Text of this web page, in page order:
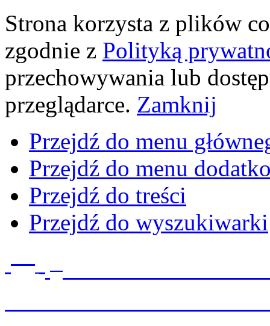
Strona korzysta z plików
zgodnie z Polityką
przechowywania lub
przeglądarce. Zamknij
Przejdź do menu
Przejdź do menu
Przejdź do treści
Przejdź do wyszukiwarki